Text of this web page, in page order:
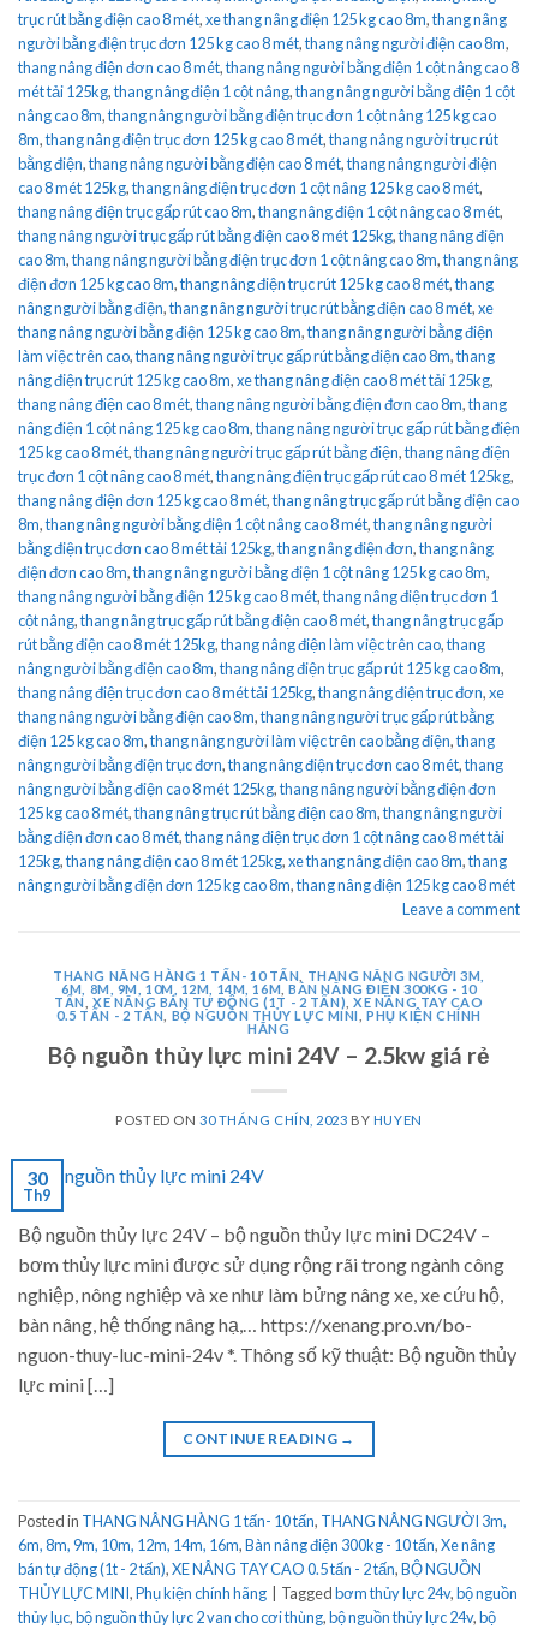
trục rút bằng điện cao 8 mét,xe thang nâng điện 125 kg cao 8m,thang nâng
người bằng điện trục đơn 125 kg cao 8 mét,thang nâng người điện cao 8m,
thang nâng điện đơn cao 8 mét,thang nâng người bằng điện 1 cột nâng cao 8
mét tải 125kg,thang nâng điện 1 cột nâng,thang nâng người bằng điện 1 cột
nâng cao 8m,thang nâng người bằng điện trục đơn 1 cột nâng 125 kg cao
8m,thang nâng điện trục đơn 125 kg cao 8 mét,thang nâng người trục rút
bằng điện,thang nâng người bằng điện cao 8 mét,thang nâng người điện
cao 8 mét 125kg,thang nâng điện trục đơn 1 cột nâng 125 kg cao 8 mét,
thang nâng điện trục gấp rút cao 8m,thang nâng điện 1 cột nâng cao 8 mét,
thang nâng người trục gấp rút bằng điện cao 8 mét 125kg,thang nâng điện
cao 8m,thang nâng người bằng điện trục đơn 1 cột nâng cao 8m,thang nâng
điện đơn 125 kg cao 8m,thang nâng điện trục rút 125 kg cao 8 mét,thang
nâng người bằng điện,thang nâng người trục rút bằng điện cao 8 mét,xe
thang nâng người bằng điện 125 kg cao 8m,thang nâng người bằng điện
làm việc trên cao,thang nâng người trục gấp rút bằng điện cao 8m,thang
nâng điện trục rút 125 kg cao 8m,xe thang nâng điện cao 8 mét tải 125kg,
thang nâng điện cao 8 mét,thang nâng người bằng điện đơn cao 8m,thang
nâng điện 1 cột nâng 125 kg cao 8m,thang nâng người trục gấp rút bằng điện
125 kg cao 8 mét,thang nâng người trục gấp rút bằng điện,thang nâng điện
trục đơn 1 cột nâng cao 8 mét,thang nâng điện trục gấp rút cao 8 mét 125kg,
thang nâng điện đơn 125 kg cao 8 mét,thang nâng trục gấp rút bằng điện cao
8m,thang nâng người bằng điện 1 cột nâng cao 8 mét,thang nâng người
bằng điện trục đơn cao 8 mét tải 125kg,thang nâng điện đơn,thang nâng
điện đơn cao 8m,thang nâng người bằng điện 1 cột nâng 125 kg cao 8m,
thang nâng người bằng điện 125 kg cao 8 mét,thang nâng điện trục đơn 1
cột nâng,thang nâng trục gấp rút bằng điện cao 8 mét,thang nâng trục gấp
rút bằng điện cao 8 mét 125kg,thang nâng điện làm việc trên cao,thang
nâng người bằng điện cao 8m,thang nâng điện trục gấp rút 125 kg cao 8m,
thang nâng điện trục đơn cao 8 mét tải 125kg,thang nâng điện trục đơn,xe
thang nâng người bằng điện cao 8m,thang nâng người trục gấp rút bằng
điện 125 kg cao 8m,thang nâng người làm việc trên cao bằng điện,thang
nâng người bằng điện trục đơn,thang nâng điện trục đơn cao 8 mét,thang
nâng người bằng điện cao 8 mét 125kg,thang nâng người bằng điện đơn
125 kg cao 8 mét,thang nâng trục rút bằng điện cao 8m,thang nâng người
bằng điện đơn cao 8 mét,thang nâng điện trục đơn 1 cột nâng cao 8 mét tải
125kg,thang nâng điện cao 8 mét 125kg,xe thang nâng điện cao 8m,thang
nâng người bằng điện đơn 125 kg cao 8m,thang nâng điện 125 kg cao 8 mét
Leave a comment
THANG NÂNG HÀNG 1 TẤN- 10 TẤN
THANG NÂNG NGƯỜI 3M,
6M, 8M, 9M, 10M, 12M, 14M, 16M ,BÀN NÂNG ĐIỆN 300KG - 10
TẤN ,XE NÂNG BÁN TỰ ĐỘNG (1T - 2 TẤN) ,XE NÂNG TAY CAO
0.5 TẤN - 2 TẤN
BỘ NGUỒN THỦY LỰC MINI ,PHỤ KIỆN CHÍNH
HÃNG
Bộ nguồn thủy lực mini 24V – 2.5kw giá rẻ
POSTED ON 30 THÁNG CHÍN, 2023 BY HUYEN
30
Th9
Bộ nguồn thủy lực 24V – bộ nguồn thủy lực mini DC24V –
bơm thủy lực mini được sử dụng rộng rãi trong ngành công
nghiệp, nông nghiệp và xe như làm bửng nâng xe, xe cứu hộ,
bàn nâng, hệ thống nâng hạ,… https://xenang.pro.vn/bo-
nguon-thuy-luc-mini-24v *. Thông số kỹ thuật: Bộ nguồn thủy
lực mini […]
CONTINUE READING →
Posted in THANG NÂNG HÀNG 1 tấn- 10 tấn, THANG NÂNG NGƯỜI 3m,
6m, 8m, 9m, 10m, 12m, 14m, 16m,Bàn nâng điện 300kg - 10 tấn,Xe nâng
bán tự động (1t - 2 tấn),XE NÂNG TAY CAO 0.5 tấn - 2 tấn,BỘ NGUỒN
THỦY LỰC MINI,Phụ kiện chính hãng Taggedbơm thủy lực 24v,bộ nguồn
thủy lục,bộ nguồn thủy lực 2 van cho cơi thùng,bộ nguồn thủy lực 24v,bộ